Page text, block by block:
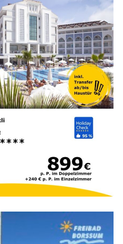
, derIndus­trie- und Han­
und Papen­burgsowie
aus Olden­burg orga­ni­siert.
Kam­mern und ein Patent­an­
gewerb­li­cher
zu Ver­mark­tungs­chan­
sowie finan­zi­el­len
liegt auf dem Schutz geis­
Infor­ma­tio­nen dar­über,
durch
vor Ideen­klau schüt­
Schutz­mög­lich­kei­
Wer­be­slo­gans
die den Wie­
ist kos­ten­frei. Eine